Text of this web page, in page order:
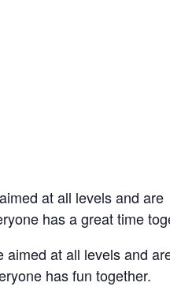
at all levels and are
has a great time
aimed at all levels and
has fun together.